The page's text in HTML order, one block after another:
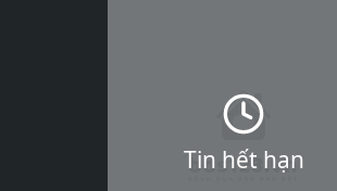
Tin hết hạn